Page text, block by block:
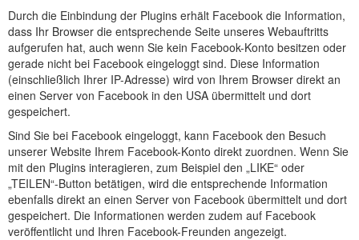
Durch die Einbindung der Plugins erhält Facebook die Information,
dass Ihr Browser die entsprechende Seite unseres Webauftritts
aufgerufen hat, auch wenn Sie kein Facebook-Konto besitzen oder
gerade nicht bei Facebook eingeloggt sind. Diese Information
(einschließlich Ihrer IP-Adresse) wird von Ihrem Browser direkt an
einen Server von Facebook in den USA übermittelt und dort
gespeichert.
Sind Sie bei Facebook eingeloggt, kann Facebook den Besuch
unserer Website Ihrem Facebook-Konto direkt zuordnen. Wenn Sie
mit den Plugins interagieren, zum Beispiel den „LIKE“ oder
„TEILEN“-Button betätigen, wird die entsprechende Information
ebenfalls direkt an einen Server von Facebook übermittelt und dort
gespeichert. Die Informationen werden zudem auf Facebook
veröffentlicht und Ihren Facebook-Freunden angezeigt.